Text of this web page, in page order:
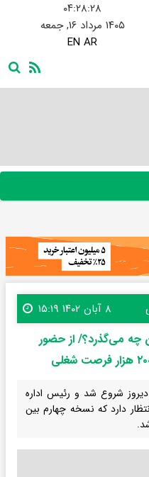
۰۴:۲۸:۲۹
۱۴۰۵ مرداد ۱۶, جمعه
EN AR
۸ آبان ۱۴۰۲ ۱۵:۱۹
چه می‌گذرد؟/ از حضور
شروع شد و رئیس اداره
دارد که نسخه چهارم بین